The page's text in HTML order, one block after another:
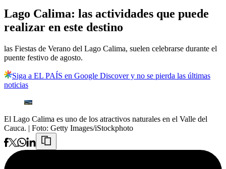
Lago Calima: las actividades que puede
realizar en este destino
las Fiestas de Verano del Lago Calima, suelen celebrarse durante el
puente festivo de agosto.
Siga a EL PAÍS en Google Discover y no se pierda las últimas
noticias
El Lago Calima es uno de los atractivos naturales en el Valle del
Cauca. | Foto: Getty Images/iStockphoto